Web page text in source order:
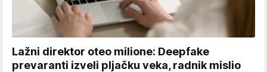
Lažni direktor oteo milione: Deepfake
prevaranti izveli pljačku veka, radnik mislio